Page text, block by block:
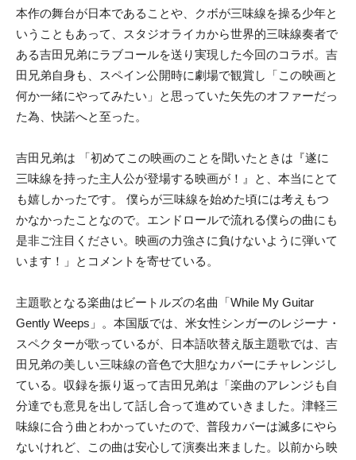
本作の舞台が日本であることや、クボが三味線を操る少年と
いうこともあって、スタジオライカから世界的三味線奏者で
ある吉田兄弟にラブコールを送り実現した今回のコラボ。吉
田兄弟自身も、スペイン公開時に劇場で観賞し「この映画と
何か一緒にやってみたい」と思っていた矢先のオファーだっ
た為、快諾へと至った。
吉田兄弟は 「初めてこの映画のことを聞いたときは『遂に
三味線を持った主人公が登場する映画が！』と、本当にとて
も嬉しかったです。 僕らが三味線を始めた頃には考えもつ
かなかったことなので。エンドロールで流れる僕らの曲にも
是非ご注目ください。映画の力強さに負けないように弾いて
います！」とコメントを寄せている。
主題歌となる楽曲はビートルズの名曲「While My Guitar
Gently Weeps」。本国版では、米女性シンガーのレジーナ・
スペクターが歌っているが、日本語吹替え版主題歌では、吉
田兄弟の美しい三味線の音色で大胆なカバーにチャレンジし
ている。収録を振り返って吉田兄弟は「楽曲のアレンジも自
分達でも意見を出して話し合って進めていきました。津軽三
味線に合う曲とわかっていたので、普段カバーは滅多にやら
ないけれど、この曲は安心して演奏出来ました。以前から映